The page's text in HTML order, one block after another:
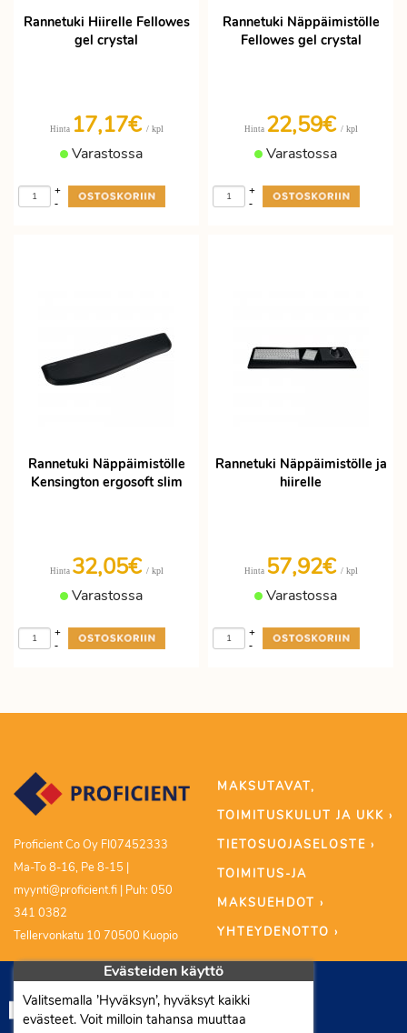
Rannetuki Hiirelle Fellowes
gel crystal
Hinta 17,17€ / kpl
Varastossa
-
+
Rannetuki Näppäimistölle
Fellowes gel crystal
Hinta 22,59€ / kpl
Varastossa
-
+
Rannetuki Näppäimistölle
Kensington ergosoft slim
Hinta 32,05€ / kpl
Varastossa
-
+
Rannetuki Näppäimistölle ja
hiirelle
Hinta 57,92€ / kpl
Varastossa
-
+
Proficient Co Oy FI07452333
Ma-To 8-16, Pe 8-15 |
myynti@proficient.fi | Puh: 050
341 0382
Tellervonkatu 10 70500 Kuopio
MAKSUTAVAT,
TOIMITUSKULUT JA UKK ›
TIETOSUOJASELOSTE ›
TOIMITUS-JA
MAKSUEHDOT ›
YHTEYDENOTTO ›
Evästeiden käyttö
Valitsemalla ’Hyväksyn’, hyväksyt kaikki
evästeet. Voit milloin tahansa muuttaa